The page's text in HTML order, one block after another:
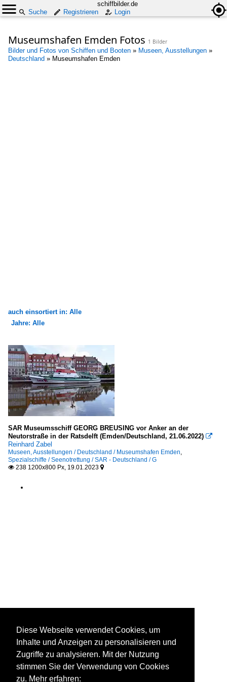
schiffbilder.de
Suche
Registrieren Login
Museumshafen Emden Fotos 1 Bilder
Bilder und Fotos von Schiffen und Booten » Museen, Ausstellungen »
Deutschland » Museumshafen Emden
auch einsortiert in: Alle
Fischereifahrzeuge
Deutschland
AE - Emden (alt)
Seehäfen
Deutschland
Emden
G
Unternehmen
Jahre: Alle
Alle Jahre
2010
2017
2020
2022
SAR Museumsschiff GEORG BREUSING vor Anker an der
Neutorstraße in der Ratsdelft (Emden/Deutschland, 21.06.2022) 
Reinhard Zabel
Museen, Ausstellungen / Deutschland / Museumshafen Emden,
Spezialschiffe / Seenotrettung / SAR - Deutschland / G
 238 1200x800 Px, 19.01.2023 
Diese Webseite verwendet Cookies, um
Inhalte und Anzeigen zu personalisieren und
Zugriffe zu analysieren. Mit der Nutzung
stimmen Sie der Verwendung von Cookies
zu. Mehr erfahren: